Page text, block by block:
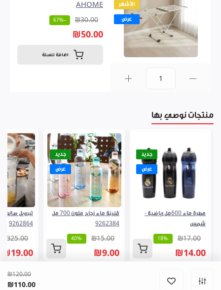
الأشهر
عرض
AHOME
₪30.00
--67%
₪50.00
اضافة للسلة
منتجات نوصي بها
جديد
عرض
مطرة ماء 600مل رياضية -
شمس
₪17.00
-18%
₪14.00
جديد
عرض
قنينة ماء زجاج ملون 700 مل
9262384
₪15.00
-40%
₪9.00
تبرويل صانعة
9262864
₪25.00
₪19.00
₪120.00
₪110.00المشتريات